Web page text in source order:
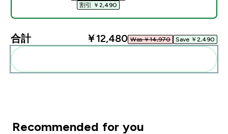
割引 ￥2,490‎
合計 ￥12,480‎ Was ￥14,970‎ Save ￥2,490‎
Recommended for you